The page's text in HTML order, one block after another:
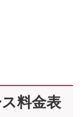
料金表